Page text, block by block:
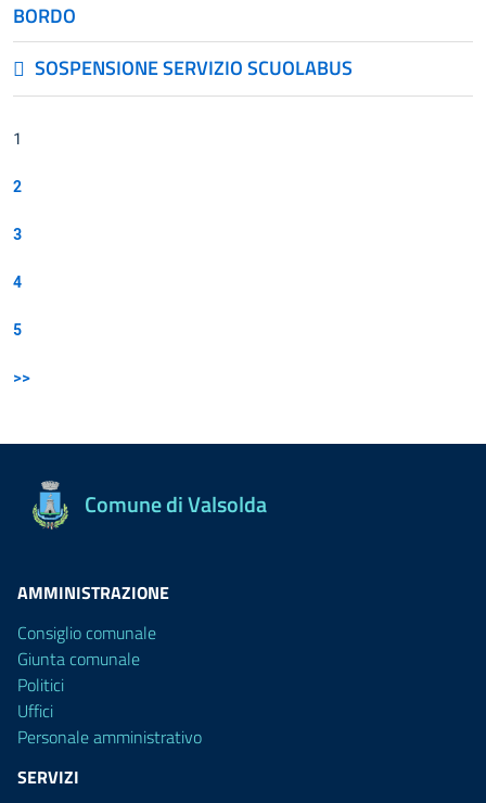
BORDO
SOSPENSIONE SERVIZIO SCUOLABUS
1
2
3
4
5
>>
Comune di Valsolda
AMMINISTRAZIONE
Consiglio comunale
Giunta comunale
Politici
Uffici
Personale amministrativo
SERVIZI